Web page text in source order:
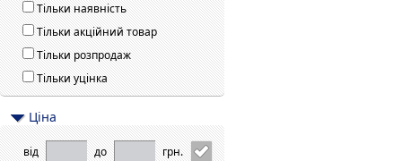
Тільки наявність
Тільки акційний товар
Тільки розпродаж
Тільки уцінка
Цiна
від до грн.